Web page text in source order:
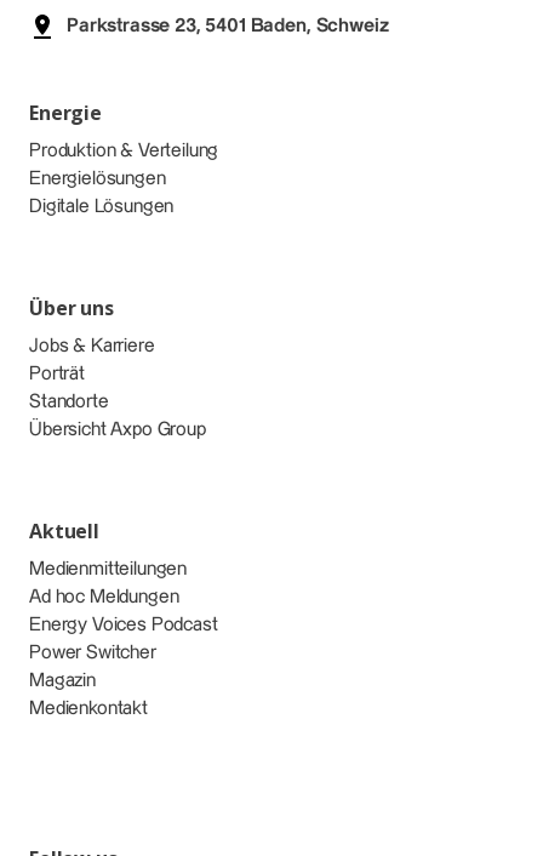
Parkstrasse 23, 5401 Baden, Schweiz
Energie
Produktion & Verteilung
Energielösungen
Digitale Lösungen
Über uns
Jobs & Karriere
Porträt
Standorte
Übersicht Axpo Group
Aktuell
Medienmitteilungen
Ad hoc Meldungen
Energy Voices Podcast
Power Switcher
Magazin
Medienkontakt